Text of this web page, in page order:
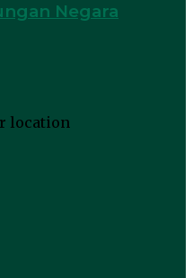
Negara
location